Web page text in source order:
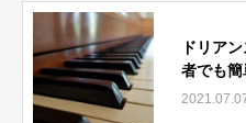
ドリア
者でも